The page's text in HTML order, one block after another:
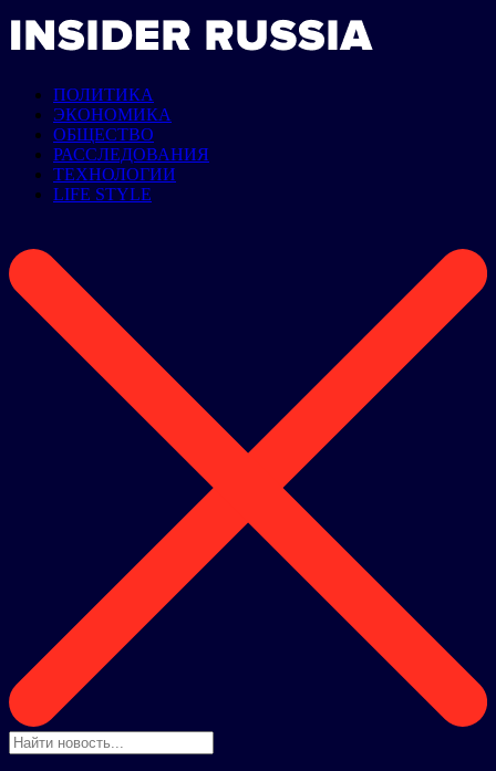
ПОЛИТИКА
ЭКОНОМИКА
ОБЩЕСТВО
РАССЛЕДОВАНИЯ
ТЕХНОЛОГИИ
LIFE STYLE